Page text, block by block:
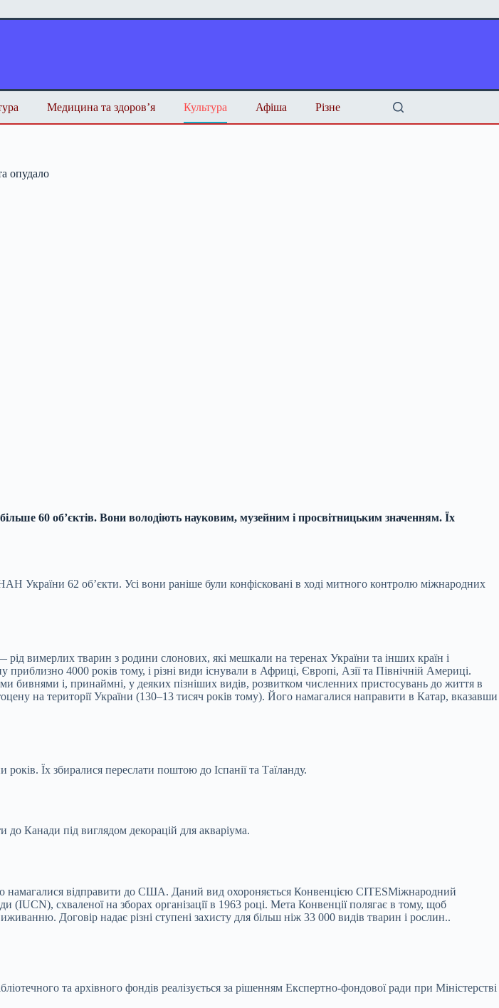
Медицина та здоров’я Культура Афіша Різне
опудало
60 об’єктів. Вони володіють науковим, музейним і просвітницьким значенням. Їх
України 62 об’єкти. Усі вони раніше були конфісковані в ході митного контролю міжнародних
вимерлих тварин з родини слонових, які мешкали на теренах України та інших країн і
4000 років тому, і різні види існували в Африці, Європі, Азії та Північній Америці.
бивнями і, принаймні, у деяких пізніших видів, розвитком численних пристосувань до життя в
на території України (130–13 тисяч років тому). Його намагалися направити в Катар, вказавши
Їх збиралися переслати поштою до Іспанії та Таїланду.
Канади під виглядом декорацій для акваріума.
намагалися відправити до США. Даний вид охороняється Конвенцією CITESМіжнародний
схваленої на зборах організації в 1963 році. Мета Конвенції полягає в тому, щоб
Договір надає різні ступені захисту для більш ніж 33 000 видів тварин і рослин..
та архівного фондів реалізується за рішенням Експертно-фондової ради при Міністерстві